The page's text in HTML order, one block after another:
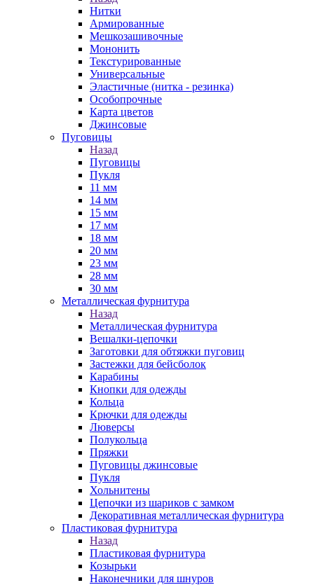
Нитки
Армированные
Мешкозашивочные
Мононить
Текстурированные
Универсальные
Эластичные (нитка - резинка)
Особопрочные
Карта цветов
Джинсовые
Пуговицы
Назад
Пуговицы
Пукля
11 мм
14 мм
15 мм
17 мм
18 мм
20 мм
23 мм
28 мм
30 мм
Металлическая фурнитура
Назад
Металлическая фурнитура
Вешалки-цепочки
Заготовки для обтяжки пуговиц
Застежки для бейсболок
Карабины
Кнопки для одежды
Кольца
Крючки для одежды
Люверсы
Полукольца
Пряжки
Пуговицы джинсовые
Пукля
Хольнитены
Цепочки из шариков с замком
Декоративная металлическая фурнитура
Пластиковая фурнитура
Назад
Пластиковая фурнитура
Козырьки
Наконечники для шнуров